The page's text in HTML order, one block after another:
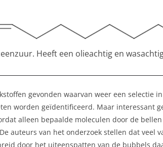
Heeft een olieachtig en
gevonden waarvan weer een selectie
worden geïdentificeerd. Maar interessant
alleen bepaalde moleculen door de
auteurs van het onderzoek stellen dat veel
door het uiteenspatten van de bubbels